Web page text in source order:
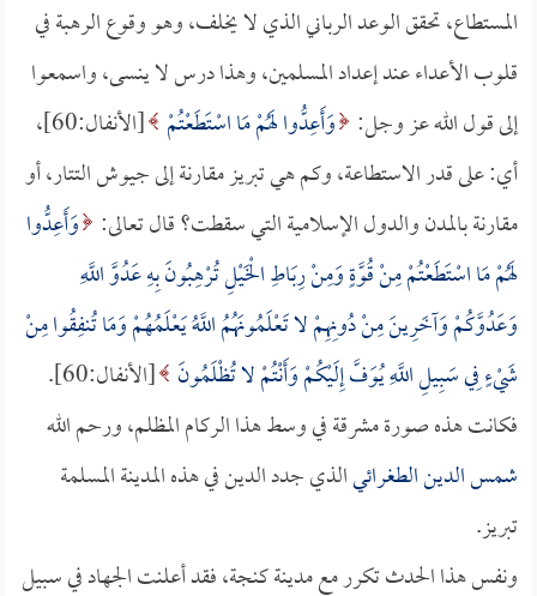
المستطاع، تحقق الوعد الرباني الذي لا يخلف، وهو وقوع الرهبة في
قلوب الأعداء عند إعداد المسلمين، وهذا درس لا ينسى، واسمعوا
إلى قول الله عز وجل: وَأَعِدُّوا لَهُمْ مَا اسْتَطَعْتُمْ
[الأنفال:60]،
أي: على قدر الاستطاعة، وكم هي تبريز مقارنة إلى جيوش التتار، أو
مقارنة بالمدن والدول الإسلامية التي سقطت؟ قال تعالى: وَأَعِدُّوا
لَهُمْ مَا اسْتَطَعْتُمْ مِنْ قُوَّةٍ وَمِنْ رِبَاطِ الْخَيْلِ تُرْهِبُونَ بِهِ عَدُوَّ اللَّهِ
وَعَدُوَّكُمْ وَآخَرِينَ مِنْ دُونِهِمْ لا تَعْلَمُونَهُمُ اللَّهُ يَعْلَمُهُمْ وَمَا تُنفِقُوا مِنْ
شَيْءٍ فِي سَبِيلِ اللَّهِ يُوَفَّ إِلَيْكُمْ وَأَنْتُمْ لا تُظْلَمُونَ [الأنفال:60].
فكانت هذه صورة مشرقة في وسط هذا الركام المظلم، ورحم الله
شمس الدين الطغرائيالذي جدد الدين في هذه المدينة المسلمة
تبريز.
ونفس هذا الحدث تكرر مع مدينة كنجة، فقد أعلنت الجهاد في سبيل